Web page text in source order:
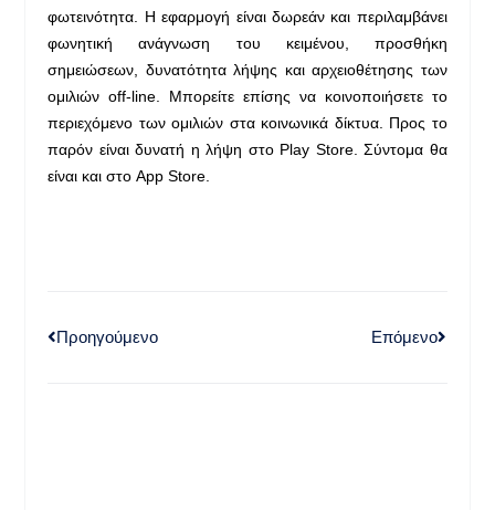
φωτεινότητα. Η εφαρμογή είναι δωρεάν και περιλαμβάνει
φωνητική ανάγνωση του κειμένου, προσθήκη
σημειώσεων, δυνατότητα λήψης και αρχειοθέτησης των
ομιλιών off-line. Μπορείτε επίσης να κοινοποιήσετε το
περιεχόμενο των ομιλιών στα κοινωνικά δίκτυα. Προς το
παρόν είναι δυνατή η λήψη στο Play Store. Σύντομα θα
είναι και στο App Store.
Προηγούμενο Επόμενο